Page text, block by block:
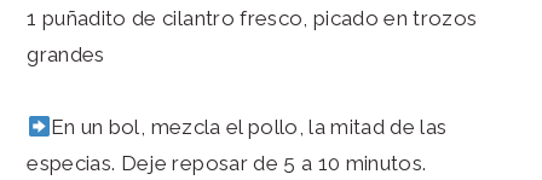
1 puñadito de cilantro fresco, picado en trozos
grandes
En un bol, mezcla el pollo, la mitad de las
especias. Deje reposar de 5 a 10 minutos.